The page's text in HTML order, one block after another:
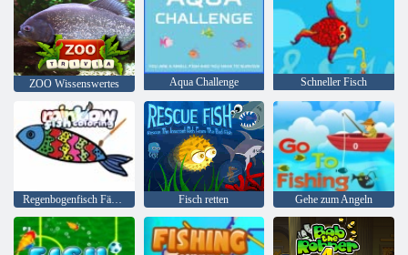
ZOO Wissenswertes Aqua Challenge Schneller Fisch
Regenbogenfisch Färbung Fisch retten Gehe zum Angeln